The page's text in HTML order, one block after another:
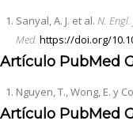
Sanyal, A. J. et al. N. Engl.
Med. https://doi.org/
Artículo PubMed
Nguyen, T., Wong, E. y
Artículo PubMed